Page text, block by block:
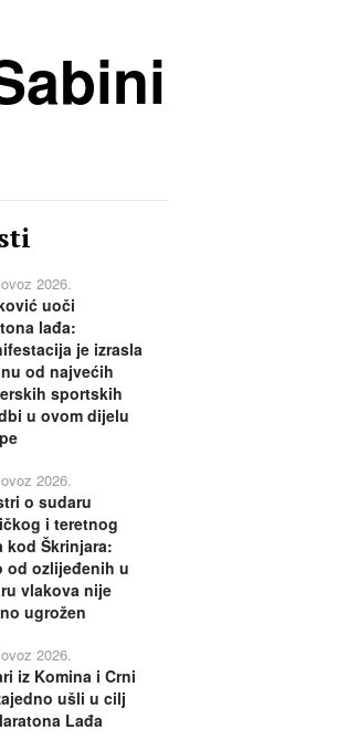
2026.
uoči
lađa:
je izrasla
od najvećih
sportskih
u ovom dijelu
2026.
o sudaru
i teretnog
kod Škrinjara:
od ozlijeđenih u
vlakova nije
ugrožen
2026.
iz Komina i Crni
ušli u cilj
Lađa